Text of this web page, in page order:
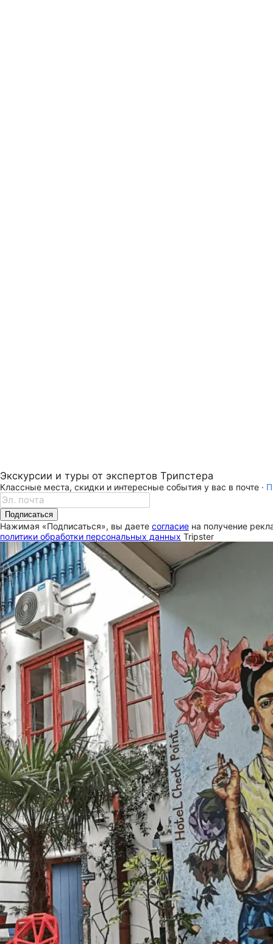
Экскурсии и туры от экспертов Трипстера
Классные места, скидки и интересные события у вас в почте ·
Подписаться
Нажимая «Подписаться», вы даете согласие на получение
политики обработки персональных данных Tripster